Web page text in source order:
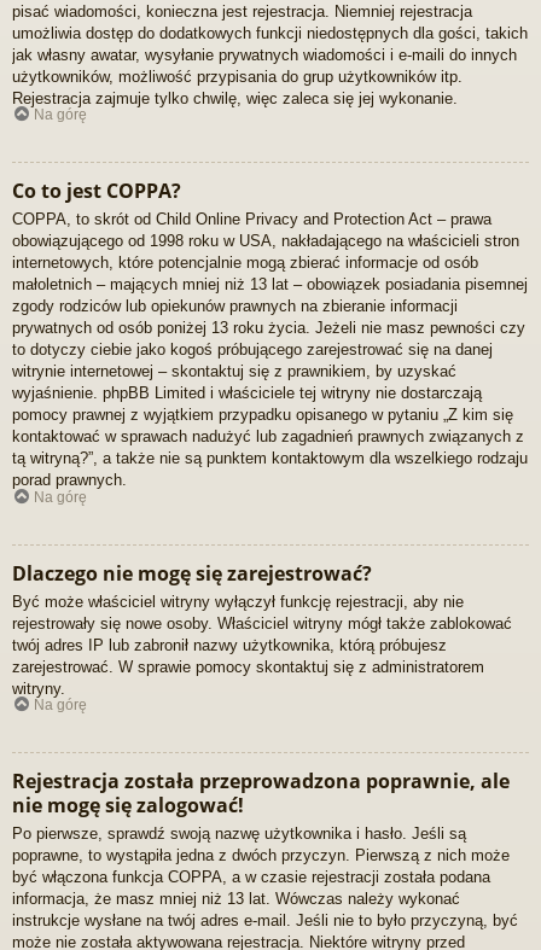
pisać wiadomości, konieczna jest rejestracja. Niemniej rejestracja
umożliwia dostęp do dodatkowych funkcji niedostępnych dla gości, takich
jak własny awatar, wysyłanie prywatnych wiadomości i e-maili do innych
użytkowników, możliwość przypisania do grup użytkowników itp.
Rejestracja zajmuje tylko chwilę, więc zaleca się jej wykonanie.
Na górę
Co to jest COPPA?
COPPA, to skrót od Child Online Privacy and Protection Act – prawa
obowiązującego od 1998 roku w USA, nakładającego na właścicieli stron
internetowych, które potencjalnie mogą zbierać informacje od osób
małoletnich – mających mniej niż 13 lat – obowiązek posiadania pisemnej
zgody rodziców lub opiekunów prawnych na zbieranie informacji
prywatnych od osób poniżej 13 roku życia. Jeżeli nie masz pewności czy
to dotyczy ciebie jako kogoś próbującego zarejestrować się na danej
witrynie internetowej – skontaktuj się z prawnikiem, by uzyskać
wyjaśnienie. phpBB Limited i właściciele tej witryny nie dostarczają
pomocy prawnej z wyjątkiem przypadku opisanego w pytaniu „Z kim się
kontaktować w sprawach nadużyć lub zagadnień prawnych związanych z
tą witryną?”, a także nie są punktem kontaktowym dla wszelkiego rodzaju
porad prawnych.
Na górę
Dlaczego nie mogę się zarejestrować?
Być może właściciel witryny wyłączył funkcję rejestracji, aby nie
rejestrowały się nowe osoby. Właściciel witryny mógł także zablokować
twój adres IP lub zabronił nazwy użytkownika, którą próbujesz
zarejestrować. W sprawie pomocy skontaktuj się z administratorem
witryny.
Na górę
Rejestracja została przeprowadzona poprawnie, ale
nie mogę się zalogować!
Po pierwsze, sprawdź swoją nazwę użytkownika i hasło. Jeśli są
poprawne, to wystąpiła jedna z dwóch przyczyn. Pierwszą z nich może
być włączona funkcja COPPA, a w czasie rejestracji została podana
informacja, że masz mniej niż 13 lat. Wówczas należy wykonać
instrukcje wysłane na twój adres e-mail. Jeśli nie to było przyczyną, być
może nie została aktywowana rejestracja. Niektóre witryny przed